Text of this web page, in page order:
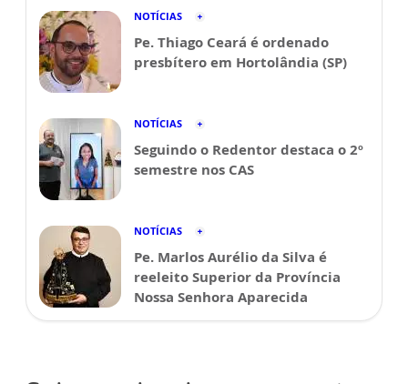
NOTÍCIAS
Pe. Thiago Ceará é ordenado
presbítero em Hortolândia (SP)
NOTÍCIAS
Seguindo o Redentor destaca o 2º
semestre nos CAS
NOTÍCIAS
Pe. Marlos Aurélio da Silva é
reeleito Superior da Província
Nossa Senhora Aparecida